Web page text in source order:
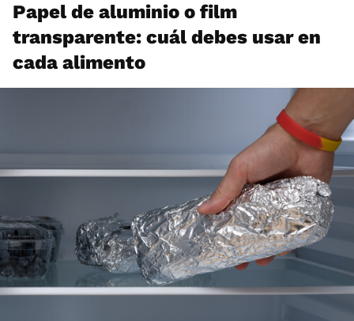
Papel de aluminio o film
transparente: cuál debes usar en
cada alimento